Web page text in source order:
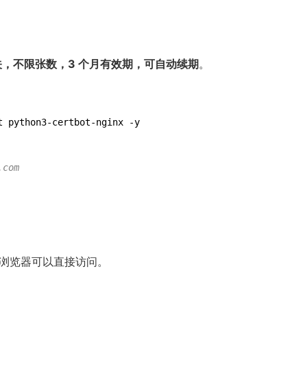
不限张数，3 个月有效期，可自动续期。
python3-certbot-nginx -y
器可以直接访问。